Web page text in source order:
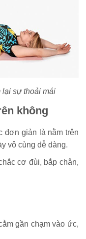
lại sự thoải mái
không
đơn giản là nằm trên
vô cùng dễ dàng.
cơ đùi, bắp chân,
gần chạm vào ức,